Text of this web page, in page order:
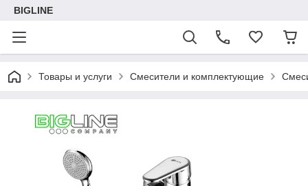
BIGLINE
Товары и услуги Смесители и комплектующие